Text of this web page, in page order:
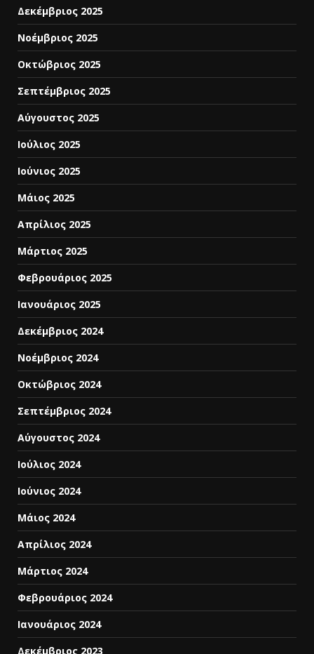
Δεκέμβριος 2025
Νοέμβριος 2025
Οκτώβριος 2025
Σεπτέμβριος 2025
Αύγουστος 2025
Ιούλιος 2025
Ιούνιος 2025
Μάιος 2025
Απρίλιος 2025
Μάρτιος 2025
Φεβρουάριος 2025
Ιανουάριος 2025
Δεκέμβριος 2024
Νοέμβριος 2024
Οκτώβριος 2024
Σεπτέμβριος 2024
Αύγουστος 2024
Ιούλιος 2024
Ιούνιος 2024
Μάιος 2024
Απρίλιος 2024
Μάρτιος 2024
Φεβρουάριος 2024
Ιανουάριος 2024
Δεκέμβριος 2023